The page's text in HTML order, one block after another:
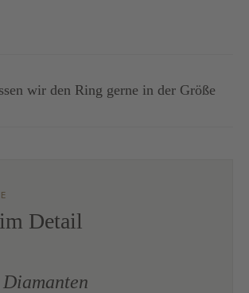
wir den Ring gerne in der Größe
Detail
Diamanten